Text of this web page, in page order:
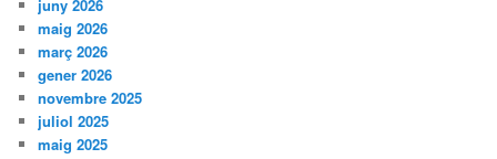
juny 2026
maig 2026
març 2026
gener 2026
novembre 2025
juliol 2025
maig 2025